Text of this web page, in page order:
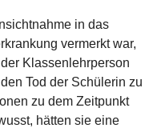
in das
vermerkt war,
Klassenlehrperson
Tod der Schülerin zu
zu dem Zeitpunkt
hätten sie eine